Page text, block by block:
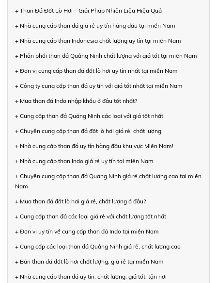
+ Than Đá Đốt Lò Hơi – Giải Pháp Nhiên Liệu Hiệu Quả
+ Nhà cung cấp than đá giá rẻ uy tín hàng đầu tại miền Nam
+ Nhà cung cấp than Indonesia chất lượng uy tín tại miền Nam
+ Phân phối than đá Quảng Ninh chất lượng với giá tốt tại miền Nam
+ Đơn vị cung cấp than đá đốt lò hơi uy tín nhất tại miền Nam
+ Công ty cung cấp than đá uy tín với giá tốt nhất tại miền Nam
+ Mua than đá Indo nhập khẩu ở đâu tốt nhất?
+ Cung cấp than đá Quảng Ninh các loại với giá tốt nhất
+ Chuyên cung cấp than đá đốt lò hơi giá rẻ, chất lượng
+ Nhà cung cấp than đá uy tín hàng đầu khu vực Miền Nam!
+ Nhà cung cấp than Indo giá rẻ uy tín tại miền Nam
+ Chuyên cung cấp than đá Quảng Ninh giá rẻ chất lượng cao tại miền
Nam
+ Mua than đá đốt lò hơi giá rẻ, chất lượng ở đâu?
+ Cung cấp than đá các loại giá rẻ với chất lượng tốt nhất
+ Đơn vị uy tín về cung cấp than đá Indo tại miền Nam
+ Cung cấp các loại than đá Quảng Ninh giá rẻ, chất lượng cao
+ Bán than đá đốt lò hơi chất lượng, giá rẻ tại miền Nam
+ Nhà cung cấp than đá uy tín, chất lượng, giá tốt, tận nơi